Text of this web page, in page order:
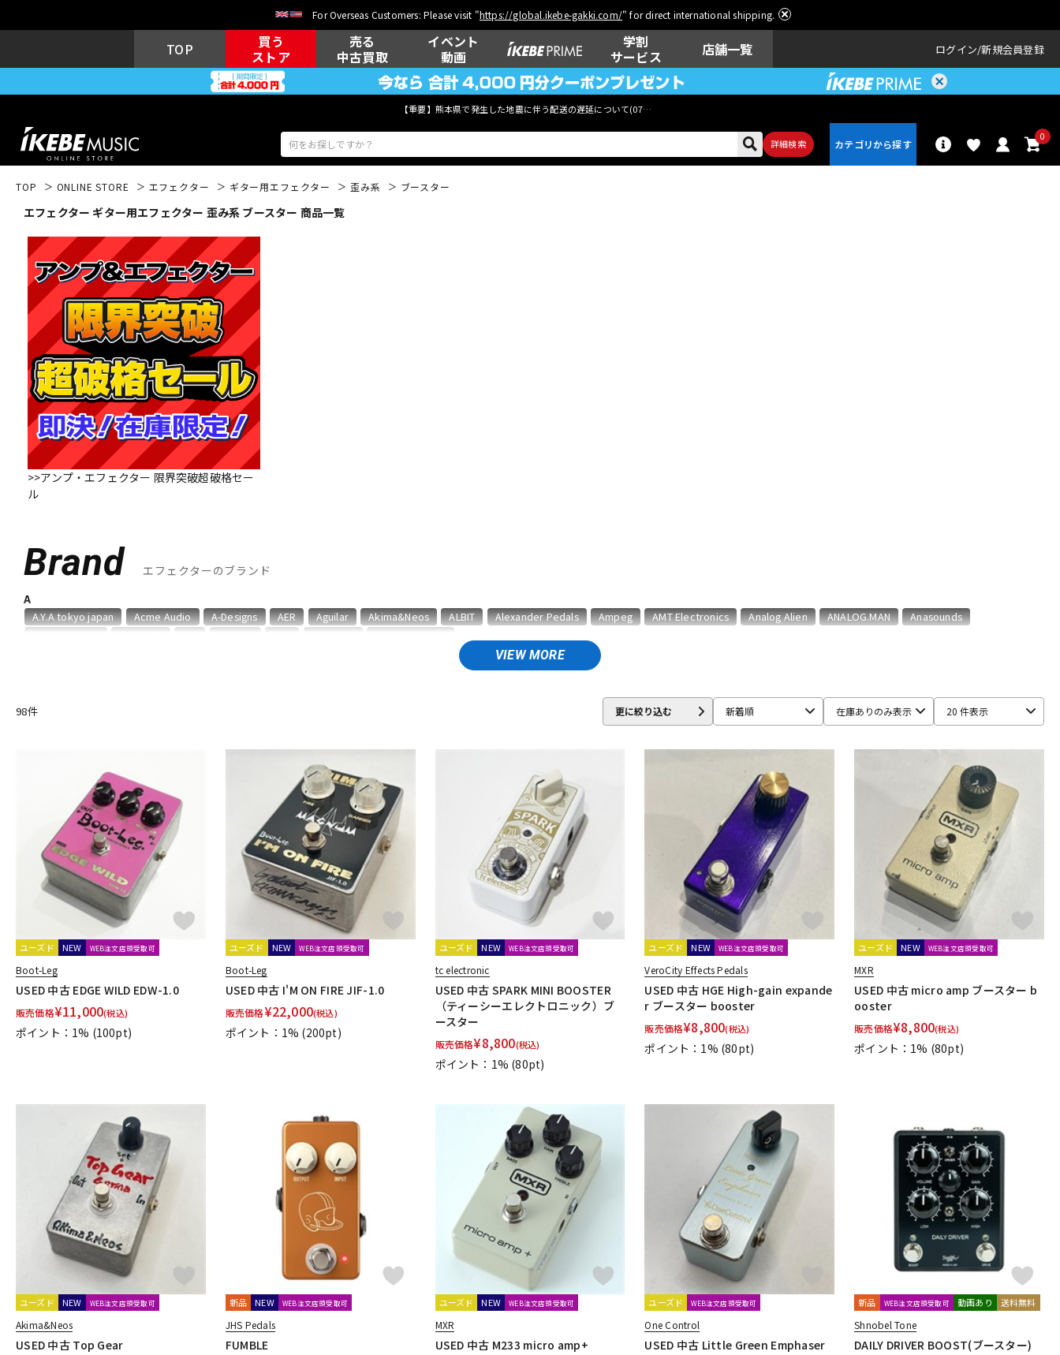
For Overseas Customers: Please visit "https://global.ikebe-gakki.com/" for direct international shipping.
TOP
買う
ストア
売る
中古買取
イベント
動画
学割
サービス
店舗一覧 ログイン 新規会員登録
【重要】熊本県で発生した地震に伴う配送の遅延について(07月29日
詳細検索
0
アコギ/エレ
キーボード
DJ機器
中古
TOP ONLINE STORE エフェクター ギター用エフェクター 歪み系 ブースター
エフェクター ギター用エフェクター 歪み系 ブースター 商品一覧
>>アンプ・エフェクター 限界突破超破格セー
ル
Brand エフェクターのブランド
VIEW MORE
A
A.Y.A tokyo japan Acme Audio A-Designs AER Aguilar Akima&Neos ALBIT Alexander Pedals Ampeg AMT Electronics Analog Alien ANALOG.MAN
Anasounds
Big Joe Birdland
C
CULT
DAN ARMSTRONG Danelectro Darkglass Electronics Death by Audio DIAMOND Guitar Pedals
Digitech
DISASTER AREA
DLS DOD DryBell DSM & HUMBOLDT ELECTRONICS Dunlop (Jim Dunlop)
E.W.S. EarthQuaker Devices EBS Effects Bakery EKO Electro Harmonix ELECTROGRAVE ELECTRONIC AUDIO EXPERIMENTS Empress Effects
ENDROLL
Enfini Custom Works
ENGL ERNIE BALL Eventide EX-Pro
Fender Fender USA Floatia Designs Fortin Amplification F-Pedals FRACTAL AUDIO SYSTEMS Free The Tone Freedom Custom Guitar Research
Fret-Ware
friendly fire Fx FRYER GUITARS FUCHS Fulltone
G
G2D GATOR GFISYSTEM GREAT EASTERN FX Greenchild Greer Amps Gurus Amp
H
HATA HEADRUSH Headway Music Audio Herbe＆Chick Hermida Audio Technology HORIZON DEVICES HORNET DEVICE HOTONE Hughes&Kettner
I-J
Inner Bamboo Bass Instruments (IBBI) Interstellar Audio Machines iSP
J. Rockett Audio Designs
JYUGEHM STOMPS
KarDiaN keeley KEEP KEMPER KING TONE GUITAR KitazawaEffector KLON KMA Machines KORG Kz Guitar Works
L.R.Baggs Lauren Audio Leqtique Limetone Audio Lovepedal LsL Instruments LUNASTONE
MAD PROFESSOR Maestro Mark Bass Marshall MASTERTONE MAXON Mesa Boogie mid-fi electronics
Mission Engineering
Miura Guitars U.S.A.
MOD Audio Montreux MOOER MORLEY Morningstar FX MUSIC WORKS Musicom LAB MU-TRON
MXR
Mythos Pedals
Neo Instruments Neural DSP NOBELS NORDVANG CUSTOM NUX
OKKO OLD BLOOD NOISE ENDEAVORS One Control OOPEGG ORB ORGANIC SOUNDS ORIGIN EFFECTS Ovaltone Oyaide
P
P.R.S. PAINT AUDIO pandaMidi Solutions Paul Cochrane Pedal diggers Pedal Train PJB（Phil Jones Bass） Poly Effects
Positive Grid
98件 更に絞り込む 新着順 在庫ありのみ表示 20 件表示
ユーズド NEW WEB注文店頭受取可
Boot-Leg
USED 中古 EDGE WILD EDW-1.0
販売価格¥11,000(税込)
ポイント：1% (100pt)
ユーズド NEW WEB注文店頭受取可
Boot-Leg
USED 中古 I'M ON FIRE JIF-1.0
販売価格¥22,000(税込)
ポイント：1% (200pt)
ユーズド NEW WEB注文店頭受取可
tc electronic
USED 中古 SPARK MINI BOOSTER
（ティーシーエレクトロニック）ブ
ースター
販売価格¥8,800(税込)
ポイント：1% (80pt)
ユーズド NEW WEB注文店頭受取可
VeroCity Effects Pedals
USED 中古 HGE High-gain expande
r ブースター booster
販売価格¥8,800(税込)
ポイント：1% (80pt)
ユーズド NEW WEB注文店頭受取可
MXR
USED 中古 micro amp ブースター b
ooster
販売価格¥8,800(税込)
ポイント：1% (80pt)
ユーズド NEW WEB注文店頭受取可
Akima&Neos
USED 中古 Top Gear
新品 NEW WEB注文店頭受取可
JHS Pedals
FUMBLE
ユーズド NEW WEB注文店頭受取可
MXR
USED 中古 M233 micro amp+
ユーズド WEB注文店頭受取可
One Control
USED 中古 Little Green Emphaser
新品 WEB注文店頭受取可 動画あり 送料無料
Shnobel Tone
DAILY DRIVER BOOST(ブースター)